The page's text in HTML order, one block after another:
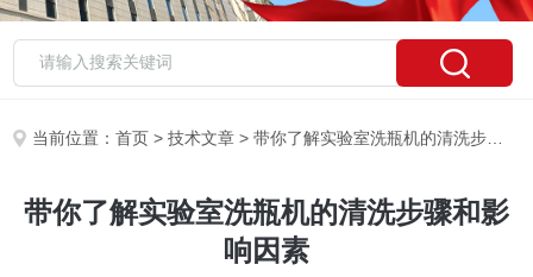
当前位置：首页 >技术文章 > 带你了解实验室洗瓶机的清洗步骤和影响因素
带你了解实验室洗瓶机的清洗步骤和影
响因素